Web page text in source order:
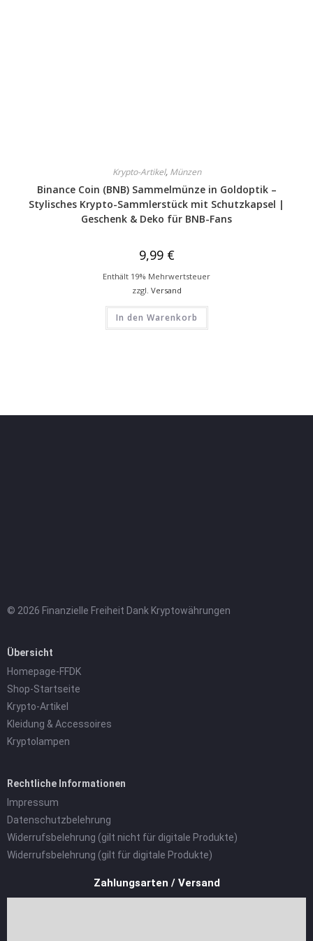
Krypto-Artikel, Münzen
Binance Coin (BNB) Sammelmünze in Goldoptik –
Stylisches Krypto-Sammlerstück mit Schutzkapsel |
Geschenk & Deko für BNB-Fans
9,99 €
Enthält 19% Mehrwertsteuer
zzgl. Versand
In den Warenkorb
© 2026 Finanzielle Freiheit Dank Kryptowährungen
Übersicht
Homepage-FFDK
Shop-Startseite
Krypto-Artikel
Kleidung & Accessoires
Kryptolampen
Rechtliche Informationen
Impressum
Datenschutzbelehrung
Widerrufsbelehrung (gilt nicht für digitale Produkte)
Widerrufsbelehrung (gilt für digitale Produkte)
Zahlungsarten / Versand